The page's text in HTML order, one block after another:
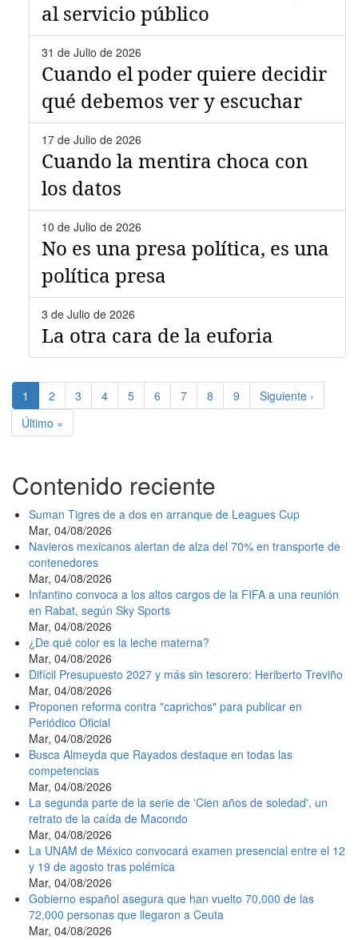
al servicio público
31 de Julio de 2026
Cuando el poder quiere decidir
qué debemos ver y escuchar
17 de Julio de 2026
Cuando la mentira choca con
los datos
10 de Julio de 2026
No es una presa política, es una
política presa
3 de Julio de 2026
La otra cara de la euforia
Paginación
Página
actual
1 Page
2 Page
3 Page
4 Page
5 Page
6 Page
7 Page
8 Page
9
Siguiente
página
Siguiente ›
Última
página
Último »
Contenido reciente
Suman Tigres de a dos en arranque de Leagues Cup
Mar, 04/08/2026
Navieros mexicanos alertan de alza del 70% en transporte de
contenedores
Mar, 04/08/2026
Infantino convoca a los altos cargos de la FIFA a una reunión
en Rabat, según Sky Sports
Mar, 04/08/2026
¿De qué color es la leche materna?
Mar, 04/08/2026
Difícil Presupuesto 2027 y más sin tesorero: Heriberto Treviño
Mar, 04/08/2026
Proponen reforma contra "caprichos" para publicar en
Periódico Oficial
Mar, 04/08/2026
Busca Almeyda que Rayados destaque en todas las
competencias
Mar, 04/08/2026
La segunda parte de la serie de 'Cien años de soledad', un
retrato de la caída de Macondo
Mar, 04/08/2026
La UNAM de México convocará examen presencial entre el 12
y 19 de agosto tras polémica
Mar, 04/08/2026
Gobierno español asegura que han vuelto 70,000 de las
72,000 personas que llegaron a Ceuta
Mar, 04/08/2026